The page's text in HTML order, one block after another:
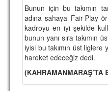
ESKİ HOCALAR
HAKKIMIZDA
MİSYON
HAKKIMIZDA
Bunun için bu takımın
adına sahaya Fair-Play
kadroyu en iyi şekilde
bunun yanı sıra takımın
iyisi bu takımın üst liglere
hareket edeceğiz dedi.
(KAHRAMANMARAŞ’TA